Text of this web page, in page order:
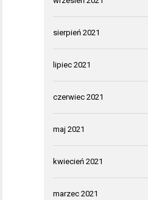
sierpień 2021
lipiec 2021
czerwiec 2021
maj 2021
kwiecień 2021
marzec 2021